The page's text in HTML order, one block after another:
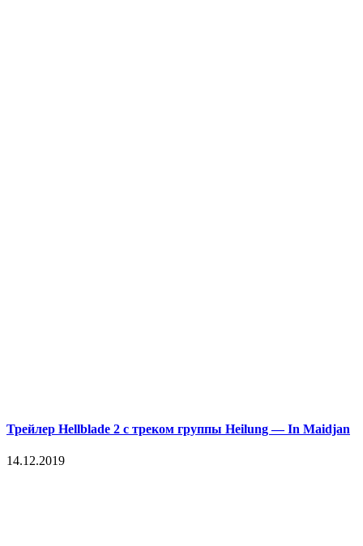
Трейлер Hellblade 2 с треком группы Heilung — In Maidjan
14.12.2019